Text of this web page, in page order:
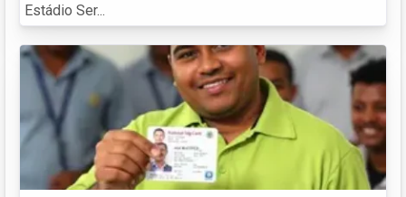
Estádio Ser...